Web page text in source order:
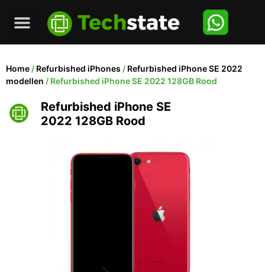
Home / Refurbished iPhones / Refurbished iPhone SE 2022
modellen / Refurbished iPhone SE 2022 128GB Rood
Refurbished iPhone SE
2022 128GB Rood